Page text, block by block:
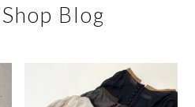
Blog